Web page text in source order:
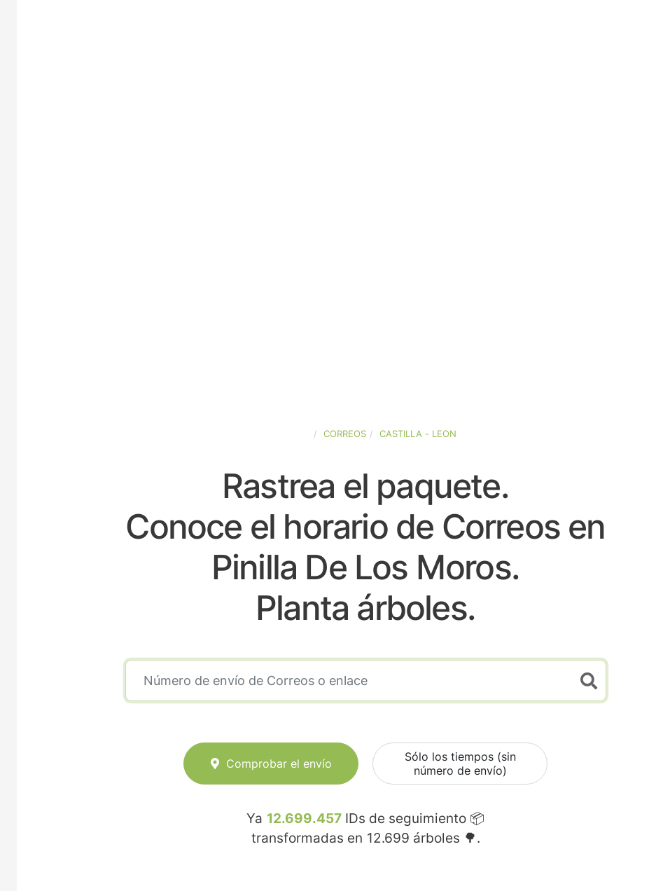
CORREOS CASTILLA - LEON
Rastrea el paquete.
Conoce el horario de Correos en
Pinilla De Los Moros.
Planta árboles.
Comprobar el envío
Sólo los tiempos (sin
número de envío)
Ya 12.699.457 IDs de seguimiento 📦
transformadas en 12.699 árboles 🌳.